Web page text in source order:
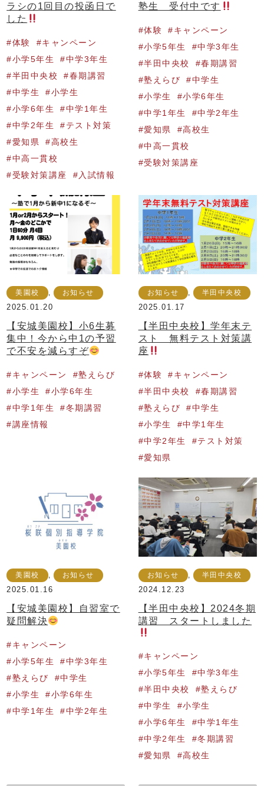
ラシの1回目の投函日で
した
体験
キャンペーン
小学5年生
中学3年生
半田中央校
春期講習
中学生
小学生
小学6年生
中学1年生
中学2年生
テスト対策
愛知県
高校生
中高一貫校
受験対策講座
入試情報
塾生 受付中です
体験
キャンペーン
小学5年生
中学3年生
半田中央校
春期講習
塾えらび
中学生
小学生
小学6年生
中学1年生
中学2年生
愛知県
高校生
中高一貫校
受験対策講座
美園校 , お知らせ
2025.01.20
【安城美園校】小6生募
集中！今から中1の予習
で不安を減らすぞ
キャンペーン
塾えらび
小学生
小学6年生
中学1年生
冬期講習
講座情報
お知らせ , 半田中央校
2025.01.17
【半田中央校】学年末テ
スト 無料テスト対策講
座
体験
キャンペーン
半田中央校
春期講習
塾えらび
中学生
小学生
中学1年生
中学2年生
テスト対策
愛知県
美園校 , お知らせ
2025.01.16
【安城美園校】自習室で
疑問解決
キャンペーン
小学5年生
中学3年生
塾えらび
中学生
小学生
小学6年生
中学1年生
中学2年生
お知らせ , 半田中央校
2024.12.23
【半田中央校】2024冬期
講習 スタートしました
キャンペーン
小学5年生
中学3年生
半田中央校
塾えらび
中学生
小学生
小学6年生
中学1年生
中学2年生
冬期講習
愛知県
高校生